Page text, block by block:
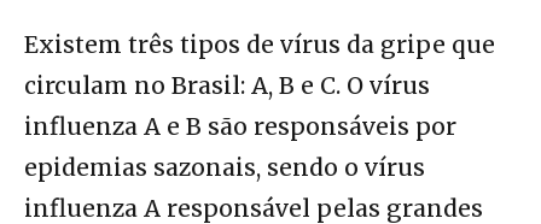
Existem três tipos de vírus da gripe que
circulam no Brasil: A, B e C. O vírus
influenza A e B são responsáveis por
epidemias sazonais, sendo o vírus
influenza A responsável pelas grandes